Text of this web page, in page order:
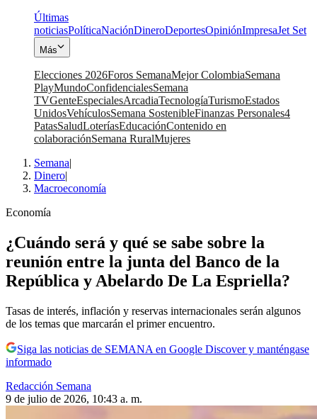
Últimas
noticiasPolíticaNaciónDineroDeportesOpiniónImpresaJet Set
Más
Elecciones 2026Foros SemanaMejor ColombiaSemana
PlayMundoConfidencialesSemana
TVGenteEspecialesArcadiaTecnologíaTurismoEstados
UnidosVehículosSemana SostenibleFinanzas Personales4
PatasSaludLoteríasEducaciónContenido en
colaboraciónSemana RuralMujeres
Semana|
Dinero|
Macroeconomía
Economía
¿Cuándo será y qué se sabe sobre la
reunión entre la junta del Banco de la
República y Abelardo De La Espriella?
Tasas de interés, inflación y reservas internacionales serán algunos
de los temas que marcarán el primer encuentro.
Siga las noticias de SEMANA en Google Discover y manténgase
informado
Redacción Semana
9 de julio de 2026, 10:43 a. m.